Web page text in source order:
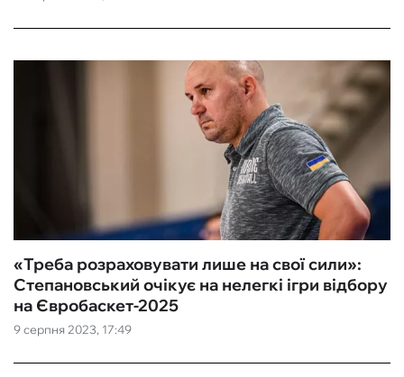
9 серпня 2023, 17:49
«Треба розраховувати лише на свої сили»:
Степановський очікує на нелегкі ігри відбору
на Євробаскет-2025